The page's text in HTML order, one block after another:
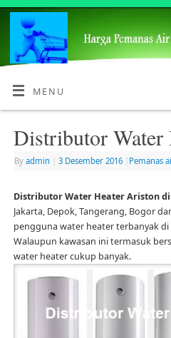
MENU
Distributor Water
By admin 3 Desember 2016 Pemanas
Distributor Water Heater Ariston
Jakarta, Depok, Tangerang, Bogor
pengguna water heater terbanyak
Walaupun kawasan ini termasuk
water heater cukup banyak.